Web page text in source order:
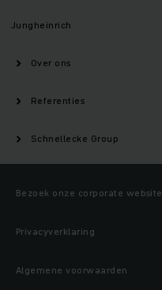
Jungheinrich
Over ons
Referenties
Schnellecke Group
Bezoek onze corporate website
Privacyverklaring
Algemene voorwaarden